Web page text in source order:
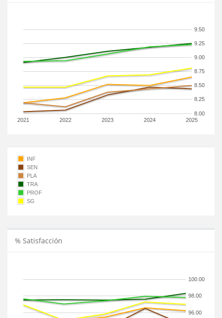
2021 2022 2023 2024 2025
8.00
8.25
8.50
8.75
9.00
9.25
9.50
INF
SEN
PLA
TRA
PROF
SG
% Satisfacción
96.00
98.00
100.00